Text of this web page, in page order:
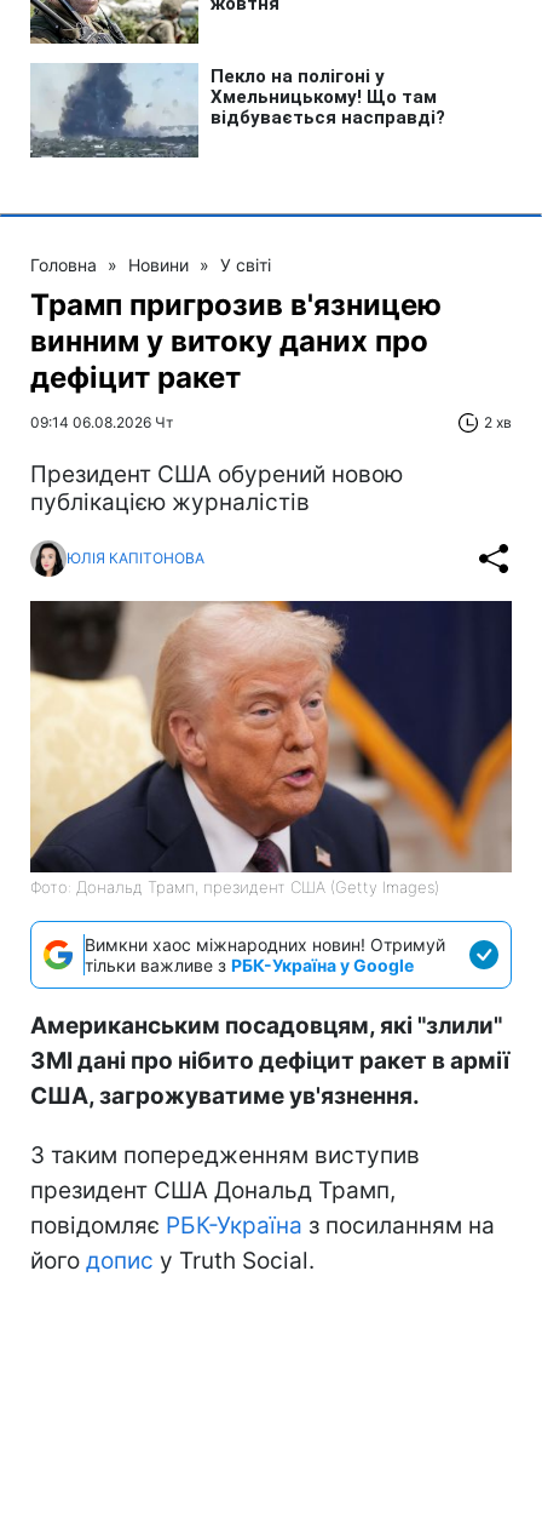
Головна » Новини » У світі
Трамп пригрозив в'язницею
винним у витоку даних про
дефіцит ракет
09:14 06.08.2026 Чт 2 хв
Президент США обурений новою
публікацією журналістів
ЮЛІЯ КАПІТОНОВА
Фото: Дональд Трамп, президент США (Getty Images)
Вимкни хаос міжнародних новин! Отримуй
тільки важливе з РБК-Україна у Google
Американським посадовцям, які "злили"
ЗМІ дані про нібито дефіцит ракет в армії
США, загрожуватиме ув'язнення.
З таким попередженням виступив
президент США Дональд Трамп,
повідомляє РБК-Україна з посиланням на
його допис у Truth Social.